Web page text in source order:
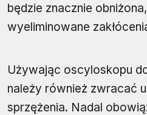
będzie znacznie
wyeliminowane
Używając oscyloskopu
należy również zwracać
sprzężenia. Nadal